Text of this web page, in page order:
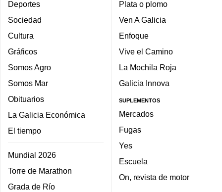
Deportes
Sociedad
Cultura
Gráficos
Somos Agro
Somos Mar
Obituarios
La Galicia Económica
El tiempo
Mundial 2026
Torre de Marathon
Grada de Río
Plata o plomo
Ven A Galicia
Enfoque
Vive el Camino
La Mochila Roja
Galicia Innova
SUPLEMENTOS
Mercados
Fugas
Yes
Escuela
On, revista de motor